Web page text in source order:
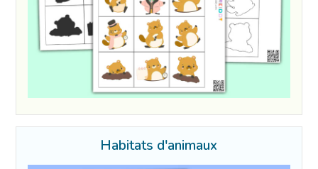
Habitats d'animaux